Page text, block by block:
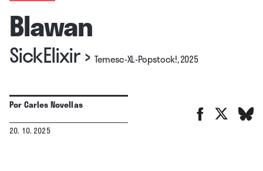
Blawan
SickElixir› Ternesc-XL-Popstock!, 2025
PorCarles Novellas
20. 10. 2025